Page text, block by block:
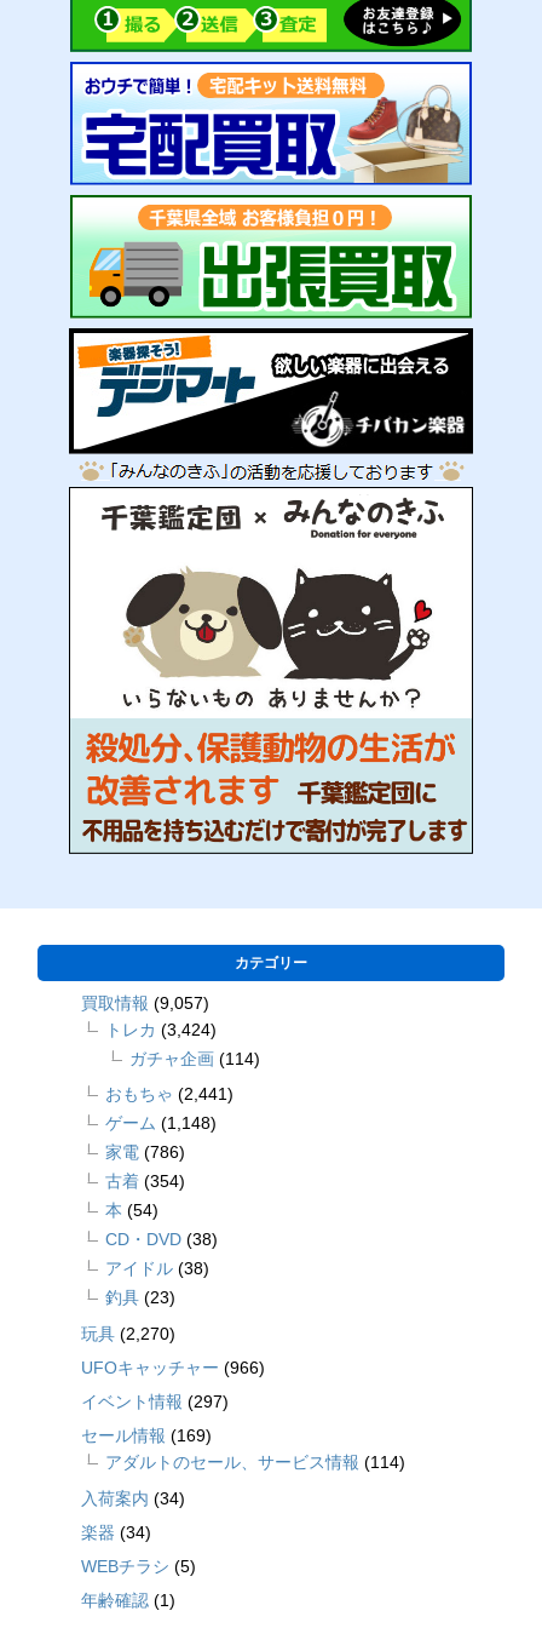
カテゴリー
買取情報 (9,057)
トレカ (3,424)
ガチャ企画 (114)
おもちゃ (2,441)
ゲーム (1,148)
家電 (786)
古着 (354)
本 (54)
CD・DVD (38)
アイドル (38)
釣具 (23)
玩具 (2,270)
UFOキャッチャー (966)
イベント情報 (297)
セール情報 (169)
アダルトのセール、サービス情報 (114)
入荷案内 (34)
楽器 (34)
WEBチラシ (5)
年齢確認 (1)